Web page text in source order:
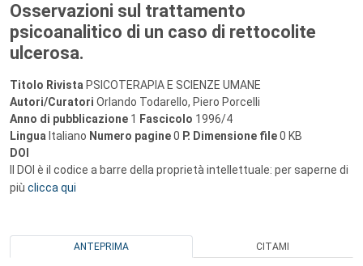
Osservazioni sul trattamento
psicoanalitico di un caso di rettocolite
ulcerosa.
Titolo Rivista PSICOTERAPIA E SCIENZE UMANE
Autori/Curatori Orlando Todarello, Piero Porcelli
Anno di pubblicazione 1 Fascicolo 1996/4
Lingua Italiano Numero pagine0 P. Dimensione file0 KB
DOI
Il DOI è il codice a barre della proprietà intellettuale: per saperne di
più clicca qui
ANTEPRIMA CITAMI